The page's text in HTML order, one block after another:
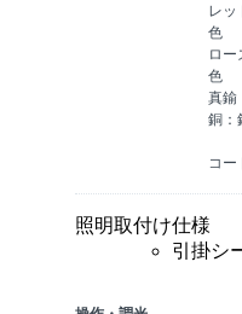
レッ
色
ロ
色
真鍮
銅：
コー
照明取付け仕様
引掛シ